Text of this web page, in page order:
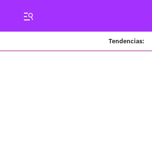
Tendencias: